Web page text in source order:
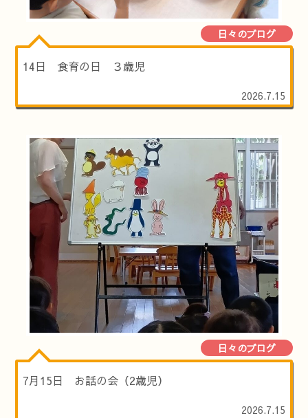
日々のブログ
14日 食育の日 ３歳児
2026.7.15
日々のブログ
7月15日 お話の会（2歳児）
2026.7.15